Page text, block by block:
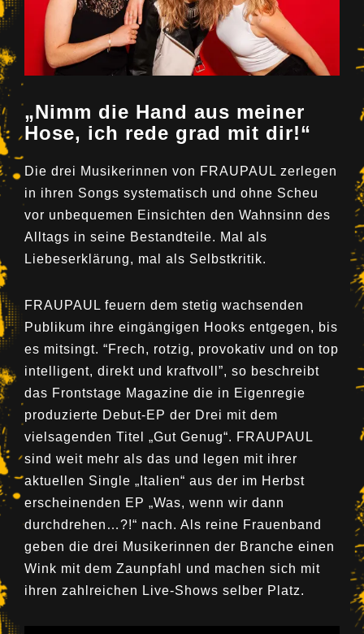
„Nimm die Hand aus meiner
Hose, ich rede grad mit dir!“
Die drei Musikerinnen von FRAUPAUL zerlegen
in ihren Songs systematisch und ohne Scheu
vor unbequemen Einsichten den Wahnsinn des
Alltags in seine Bestandteile. Mal als
Liebeserklärung, mal als Selbstkritik.
FRAUPAUL feuern dem stetig wachsenden
Publikum ihre eingängigen Hooks entgegen, bis
es mitsingt. “Frech, rotzig, provokativ und on top
intelligent, direkt und kraftvoll”, so beschreibt
das Frontstage Magazine die in Eigenregie
produzierte Debut-EP der Drei mit dem
vielsagenden Titel „Gut Genug“. FRAUPAUL
sind weit mehr als das und legen mit ihrer
aktuellen Single „Italien“ aus der im Herbst
erscheinenden EP „Was, wenn wir dann
durchdrehen…?!“ nach. Als reine Frauenband
geben die drei Musikerinnen der Branche einen
Wink mit dem Zaunpfahl und machen sich mit
ihren zahlreichen Live-Shows selber Platz.